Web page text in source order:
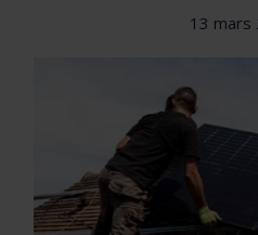
13 mars